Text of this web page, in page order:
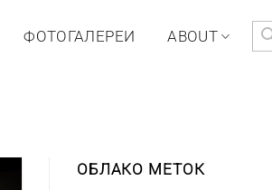
ФОТОГАЛЕРЕИ ABOUT
ОБЛАКО МЕТОК